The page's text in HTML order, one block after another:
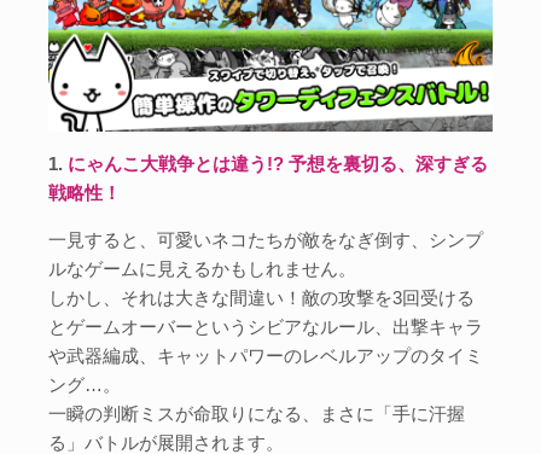
1. にゃんこ大戦争とは違う!? 予想を裏切る、深すぎる
戦略性！
一見すると、可愛いネコたちが敵をなぎ倒す、シンプ
ルなゲームに見えるかもしれません。
しかし、それは大きな間違い！敵の攻撃を3回受ける
とゲームオーバーというシビアなルール、出撃キャラ
や武器編成、キャットパワーのレベルアップのタイミ
ング…。
一瞬の判断ミスが命取りになる、まさに「手に汗握
る」バトルが展開されます。